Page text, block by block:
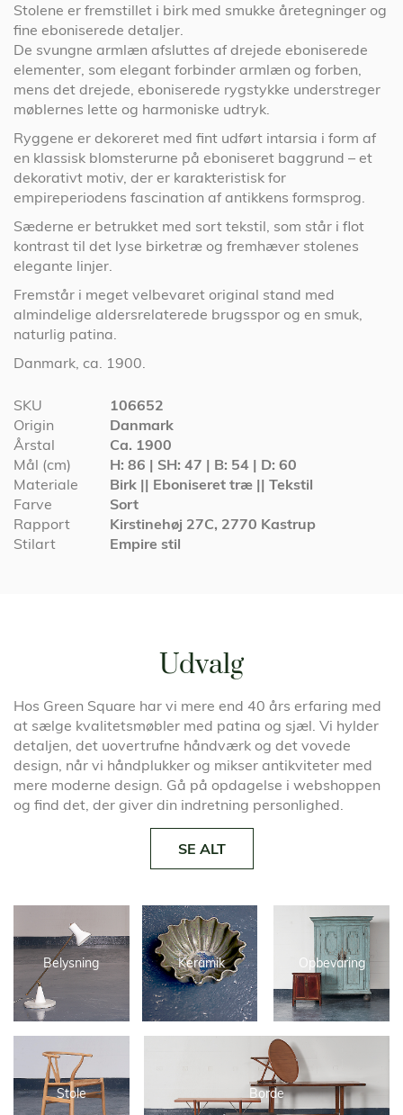
Stolene er fremstillet i birk med smukke åretegninger og
fine eboniserede detaljer.
De svungne armlæn afsluttes af drejede eboniserede
elementer, som elegant forbinder armlæn og forben,
mens det drejede, eboniserede rygstykke understreger
møblernes lette og harmoniske udtryk.
Ryggene er dekoreret med fint udført intarsia i form af
en klassisk blomsterurne på eboniseret baggrund – et
dekorativt motiv, der er karakteristisk for
empireperiodens fascination af antikkens formsprog.
Sæderne er betrukket med sort tekstil, som står i flot
kontrast til det lyse birketræ og fremhæver stolenes
elegante linjer.
Fremstår i meget velbevaret original stand med
almindelige aldersrelaterede brugsspor og en smuk,
naturlig patina.
Danmark, ca. 1900.
Specifikationer
SKU
106652
Origin
Danmark
Årstal
Ca. 1900
Mål (cm)
H: 86 | SH: 47 | B: 54 | D: 60
Materiale
Birk || Eboniseret træ || Tekstil
Farve
Sort
Rapport
Kirstinehøj 27C, 2770 Kastrup
Stilart
Empire stil
Belysning Keramik Opbevaring
Stole Borde
Udvalg
Hos Green Square har vi mere end 40 års erfaring med
at sælge kvalitetsmøbler med patina og sjæl. Vi hylder
detaljen, det uovertrufne håndværk og det vovede
design, når vi håndplukker og mikser antikviteter med
mere moderne design. Gå på opdagelse i webshoppen
og find det, der giver din indretning personlighed.
SE ALT